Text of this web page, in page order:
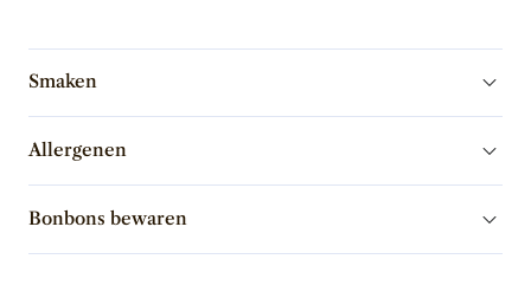
31%
Witte
Chocolade
Fèves
Blanche
Witte
Fèves
Smaken
Allergenen
Bonbons bewaren